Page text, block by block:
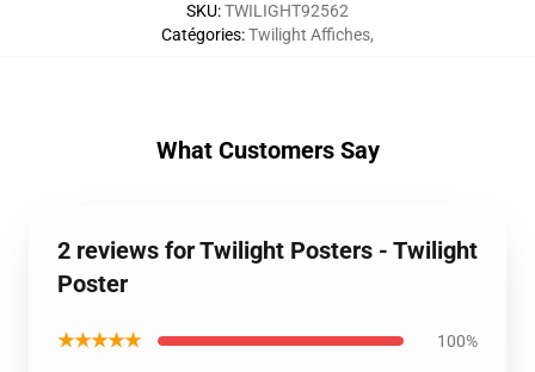
SKU:TWILIGHT92562
Catégories:Twilight Affiches,
What Customers Say
2 reviews for Twilight Posters - Twilight
Poster
★★★★★ 100%